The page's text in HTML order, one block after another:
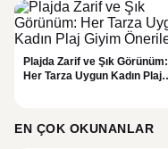
Plajda Zarif ve Şık Görünüm:
Her Tarza Uygun Kadın Plaj
EN ÇOK OKUNANLAR